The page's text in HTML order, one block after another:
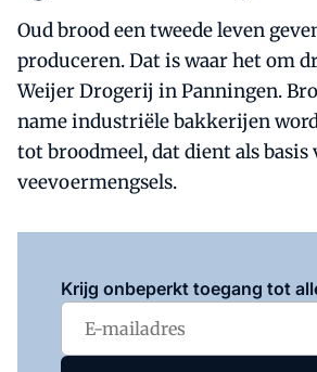
Oud brood een tweede leven
produceren. Dat is waar het om
Weijer Drogerij in Panningen.
name industriële bakkerijen
tot broodmeel, dat dient als basis
veevoermengsels.
Krijg onbeperkt toegang tot